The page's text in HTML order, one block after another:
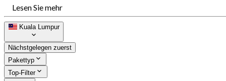
Lesen Sie mehr
Kuala Lumpur
Nächstgelegen zuerst
Pakettyp
Top-Filter